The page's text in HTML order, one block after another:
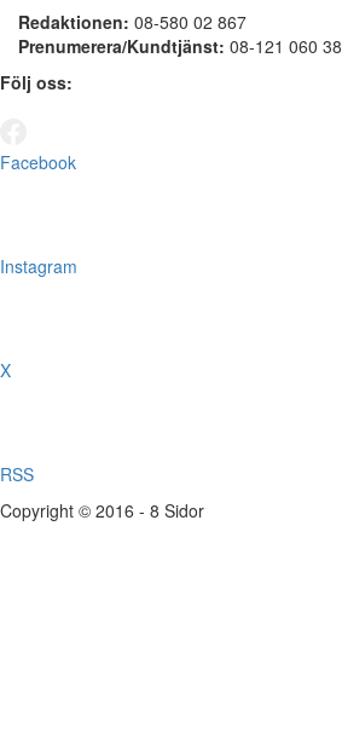
Redaktionen: 08-580 02 867
Prenumerera/Kundtjänst: 08-121 060 38
Följ oss:
Facebook
Instagram
X
RSS
Copyright © 2016 - 8 Sidor